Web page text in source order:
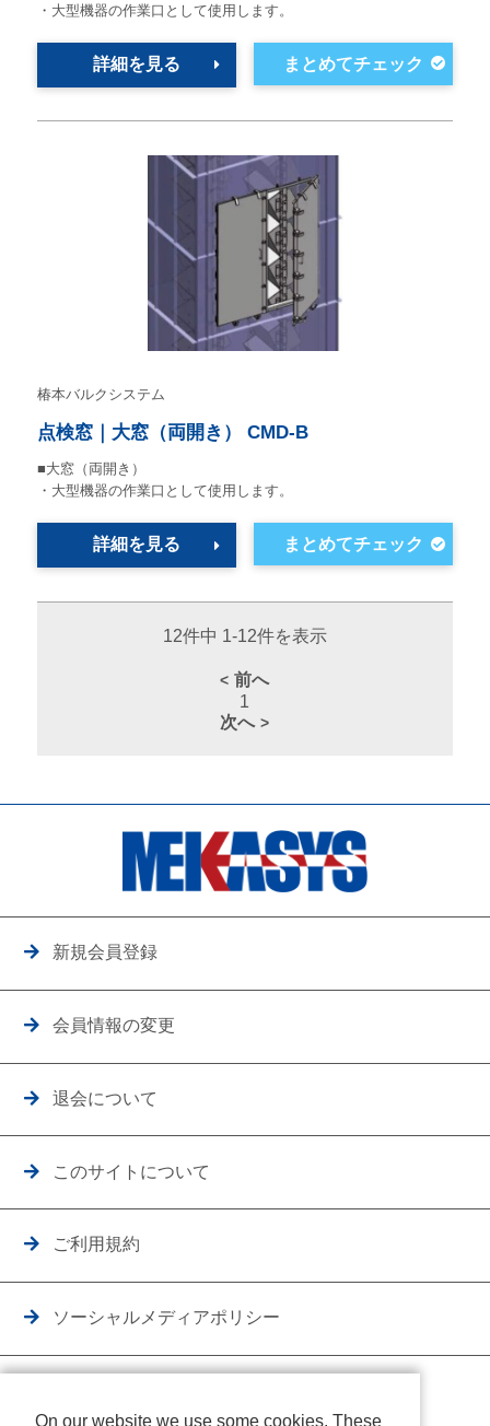
・大型機器の作業口として使用します。
詳細を見る
椿本バルクシステム
点検窓｜大窓（両開き） CMD-B
■大窓（両開き）
・大型機器の作業口として使用します。
詳細を見る
12件中 1-12件を表示
前へ
1
次へ
新規会員登録
会員情報の変更
退会について
このサイトについて
ご利用規約
ソーシャルメディアポリシー
On our website we use some cookies. These